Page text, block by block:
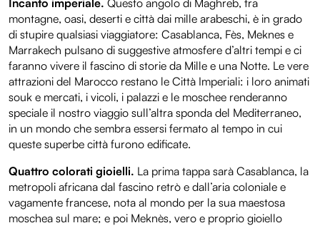
montagne, oasi, deserti e città dai mille arabeschi, è in grado
di stupire qualsiasi viaggiatore: Casablanca, Fès, Meknes e
Marrakech pulsano di suggestive atmosfere d’altri tempi e ci
faranno vivere il fascino di storie da Mille e una Notte. Le vere
attrazioni del Marocco restano le Città Imperiali: i loro animati
souk e mercati, i vicoli, i palazzi e le moschee renderanno
speciale il nostro viaggio sull’altra sponda del Mediterraneo,
in un mondo che sembra essersi fermato al tempo in cui
queste superbe città furono edificate.
Quattro colorati gioielli. La prima tappa sarà Casablanca, la
metropoli africana dal fascino retrò e dall’aria coloniale e
vagamente francese, nota al mondo per la sua maestosa
moschea sul mare; e poi Meknès, vero e proprio gioiello